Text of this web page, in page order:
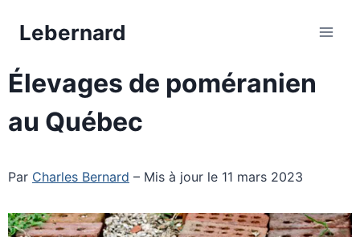
contenu
Lebernard
Élevages de poméranien
au Québec
Par Charles Bernard – Mis à jour le 11 mars 2023